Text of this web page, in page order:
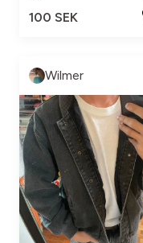
100 SEK
Wilmer